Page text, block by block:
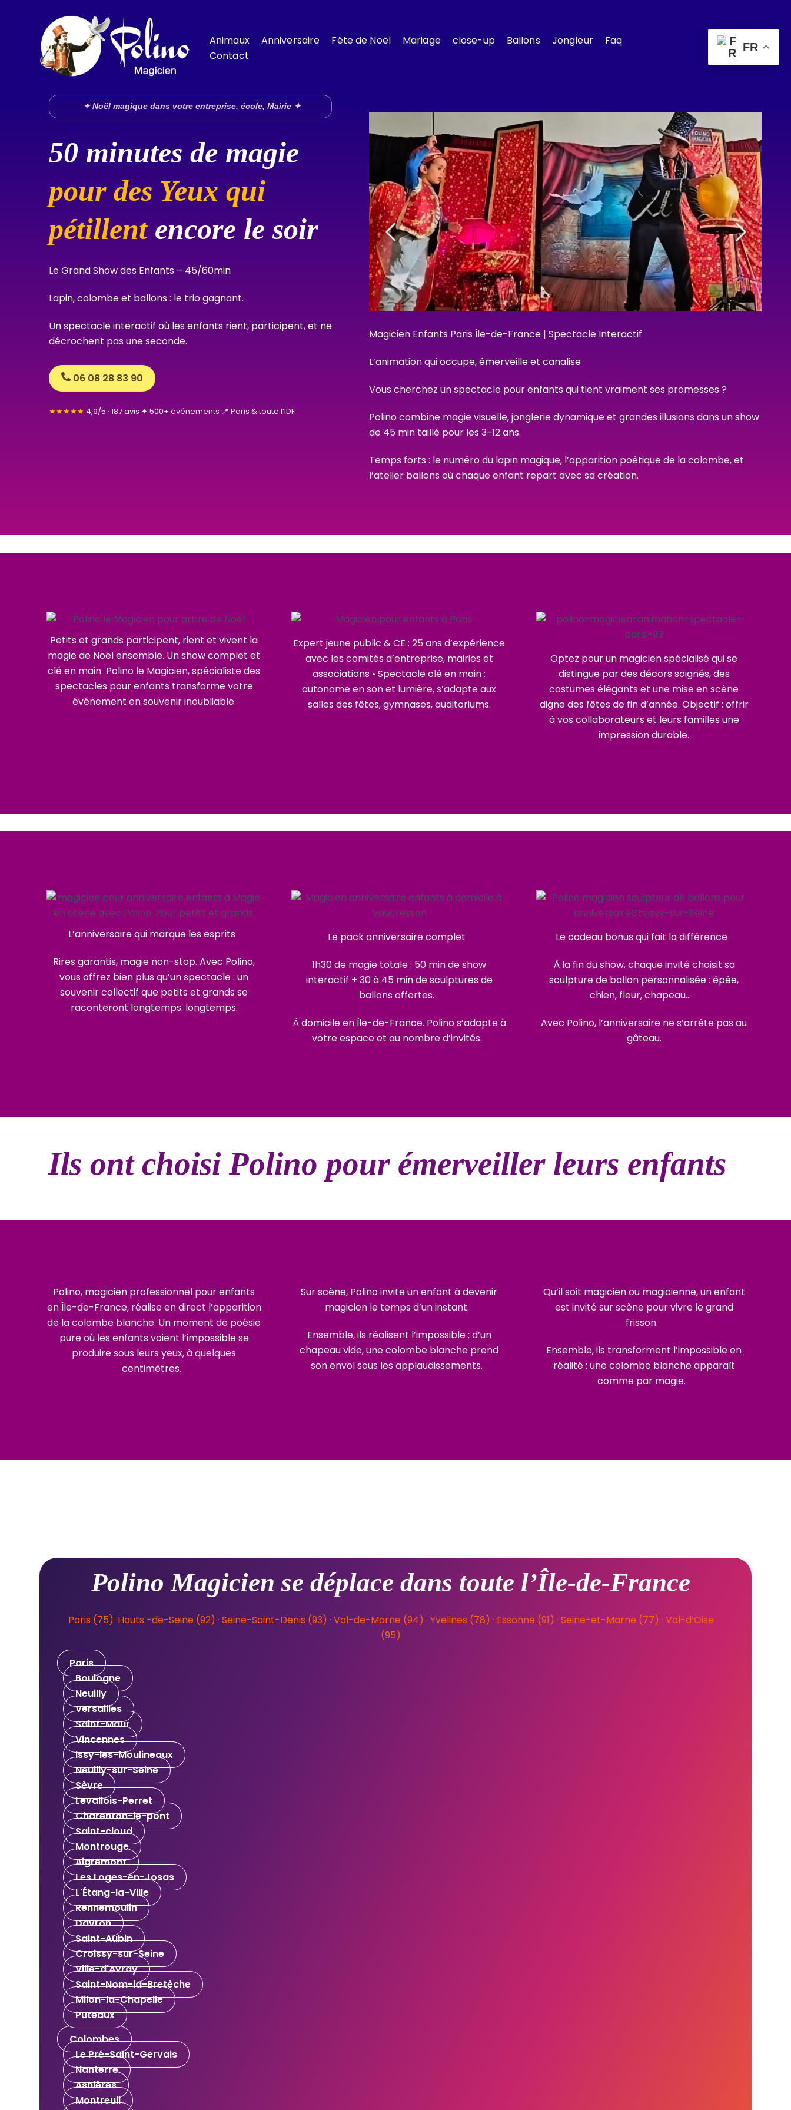
Animaux Anniversaire Fête de Noël Mariage close-up Ballons Jongleur
Faq
Contact
✦ Noël magique dans votre entreprise, école, Mairie ✦
50 minutes de magie
pour des Yeux qui
pétillent encore le soir
Le Grand Show des Enfants – 45/60min
Lapin, colombe et ballons : le trio gagnant.
Un spectacle interactif où les enfants rient, participent, et ne
décrochent pas une seconde.
06 08 28 83 90
★★★★★ 4,9/5 · 187 avis ✦ 500+ événements 📍 Paris & toute l’IDF
Magicien Enfants Paris Île-de-France | Spectacle Interactif
L’animation qui occupe, émerveille et canalise
Vous cherchez un spectacle pour enfants qui tient vraiment ses promesses ?
Polino combine magie visuelle, jonglerie dynamique et grandes illusions dans un show
de 45 min taillé pour les 3-12 ans.
Temps forts : le numéro du lapin magique, l’apparition poétique de la colombe, et
l’atelier ballons où chaque enfant repart avec sa création.
Petits et grands participent, rient et vivent la
magie de Noël ensemble. Un show complet et
clé en main Polino le Magicien, spécialiste des
spectacles pour enfants transforme votre
événement en souvenir inoubliable.
Expert jeune public & CE : 25 ans d’expérience
avec les comités d’entreprise, mairies et
associations • Spectacle clé en main :
autonome en son et lumière, s’adapte aux
salles des fêtes, gymnases, auditoriums.
Optez pour un magicien spécialisé qui se
distingue par des décors soignés, des
costumes élégants et une mise en scène
digne des fêtes de fin d’année. Objectif : offrir
à vos collaborateurs et leurs familles une
impression durable.
L’anniversaire qui marque les esprits
Rires garantis, magie non-stop. Avec Polino,
vous offrez bien plus qu’un spectacle : un
souvenir collectif que petits et grands se
raconteront longtemps. longtemps.
Le pack anniversaire complet
1h30 de magie totale : 50 min de show
interactif + 30 à 45 min de sculptures de
ballons offertes.
À domicile en Île-de-France. Polino s’adapte à
votre espace et au nombre d’invités.
Le cadeau bonus qui fait la différence
À la fin du show, chaque invité choisit sa
sculpture de ballon personnalisée : épée,
chien, fleur, chapeau…
Avec Polino, l’anniversaire ne s’arrête pas au
gâteau.
Ils ont choisi Polino pour émerveiller leurs enfants
Polino, magicien professionnel pour enfants
en Île-de-France, réalise en direct l’apparition
de la colombe blanche. Un moment de poésie
pure où les enfants voient l’impossible se
produire sous leurs yeux, à quelques
centimètres.
Sur scène, Polino invite un enfant à devenir
magicien le temps d’un instant.
Ensemble, ils réalisent l’impossible : d’un
chapeau vide, une colombe blanche prend
son envol sous les applaudissements.
Qu’il soit magicien ou magicienne, un enfant
est invité sur scène pour vivre le grand
frisson.
Ensemble, ils transforment l’impossible en
réalité : une colombe blanche apparaît
comme par magie.
Polino Magicien se déplace dans toute l’Île-de-France
Paris (75) ·Hauts -de-Seine (92) · Seine-Saint-Denis (93) · Val-de-Marne (94) · Yvelines (78) · Essonne (91) · Seine-et-Marne (77) · Val-d’Oise
(95)
Paris
Boulogne
Neuilly
Versailles
Saint-Maur
Vincennes
Issy-les-Moulineaux
Neuilly-sur-Seine
Sèvre
Levallois-Perret
Charenton-le-pont
Saint-cloud
Montrouge
Aigremont
Les Loges-en-Josas
L'Étang-la-Ville
Rennemoulin
Davron
Saint-Aubin
Croissy-sur-Seine
Ville-d'Avray
Saint-Nom-la-Bretèche
Milon-la-Chapelle
Puteaux
Colombes
Le Pré-Saint-Gervais
Nanterre
Asnières
Montreuil
FR